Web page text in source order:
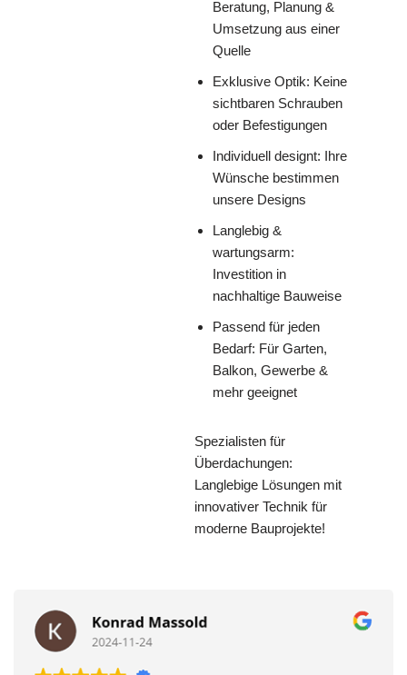
Beratung, Planung &
Umsetzung aus einer
Quelle
Exklusive Optik: Keine
sichtbaren Schrauben
oder Befestigungen
Individuell designt: Ihre
Wünsche bestimmen
unsere Designs
Langlebig &
wartungsarm:
Investition in
nachhaltige Bauweise
Passend für jeden
Bedarf: Für Garten,
Balkon, Gewerbe &
mehr geeignet
Spezialisten für
Überdachungen:
Langlebige Lösungen mit
innovativer Technik für
moderne Bauprojekte!